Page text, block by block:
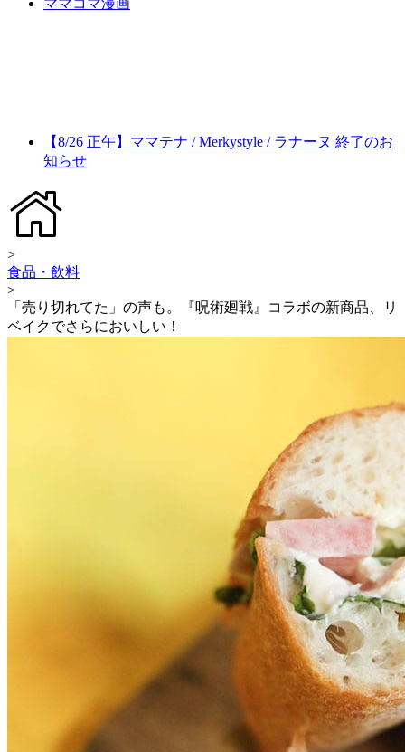
【8/26 正午】ママテナ / Merkystyle / ラナーヌ 終了のお
知らせ
>
食品・飲料
>
「売り切れてた」の声も。『呪術廻戦』コラボの新商品、リ
ベイクでさらにおいしい！